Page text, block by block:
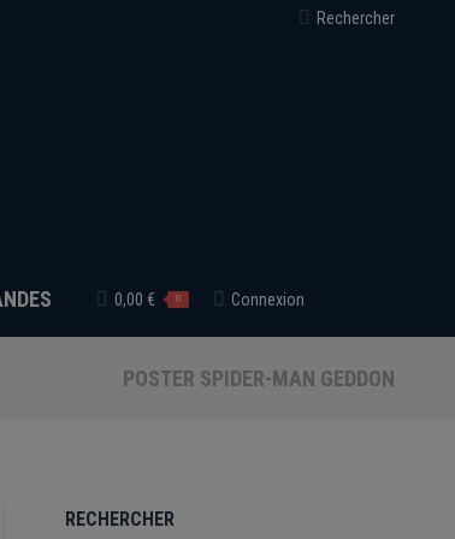
Recherche
Rechercher
0,00 € 0 Connexion
POSTER SPIDER-MAN GEDDON
RECHERCHER